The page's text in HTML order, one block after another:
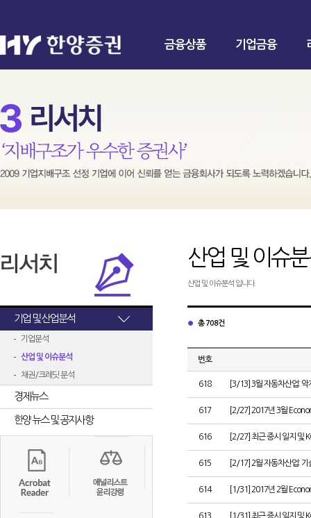
금융상품 기업금융
기업 및 산업분석
기업분석
산업 및 이슈분석
채권/크레딧 분석
경제뉴스
한양 뉴스 및 공지사항
산업 및 이슈
산업 및 이슈분석 입니다.
총 708건
번호
618 [3/13] 3월 자동차산업: 악
617 [2/27] 2017년 3월
616 [2/27] 최근 증시 일지 및
615 [2/17] 2월 자동차산업: 기
614 [1/31] 2017년 2월
613 [1/31] 최근 증시 일지 및